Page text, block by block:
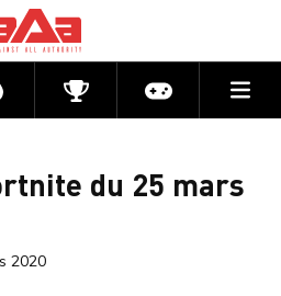
CompétitionsActu jeux
du 25 mars
2020